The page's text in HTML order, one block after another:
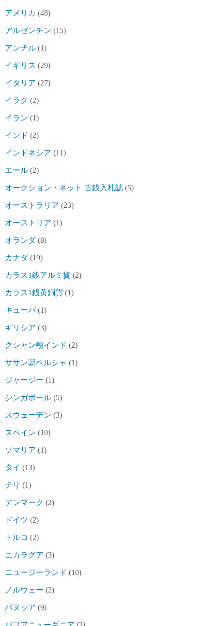
アメリカ (48)
アルゼンチン (15)
アンチル (1)
イギリス (29)
イタリア (27)
イラク (2)
イラン (1)
インド (2)
インドネシア (11)
エール (2)
オークション・ネット 古銭入札誌 (5)
オーストラリア (23)
オーストリア (1)
オランダ(8)
カナダ(19)
カラス1銭アルミ貨 (2)
カラス1銭黄銅貨 (1)
キューバ(1)
ギリシア (3)
クシャン朝インド (2)
ササン朝ペルシャ (1)
ジャージー (1)
シンガポール (5)
スウェーデン (3)
スペイン (10)
ソマリア (1)
タイ (13)
チリ (1)
デンマーク (2)
ドイツ (2)
トルコ (2)
ニカラグア (3)
ニュージーランド (10)
ノルウェー (2)
バヌッア (9)